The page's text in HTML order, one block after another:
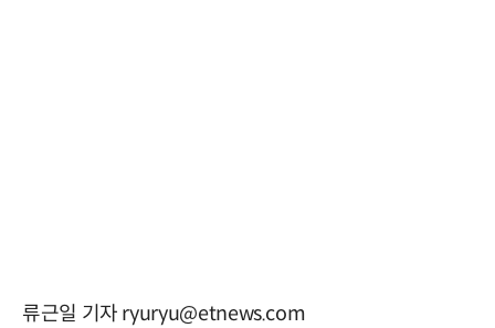
류근일 기자 ryuryu@etnews.com